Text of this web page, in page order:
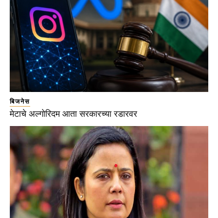
बिजनेस
मेटाचे अल्गोरिदम आता सरकारच्या रडारवर